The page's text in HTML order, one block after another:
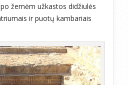
žemėm užkastos didžiulės
ir puotų kambariais